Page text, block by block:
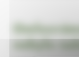
nebylo